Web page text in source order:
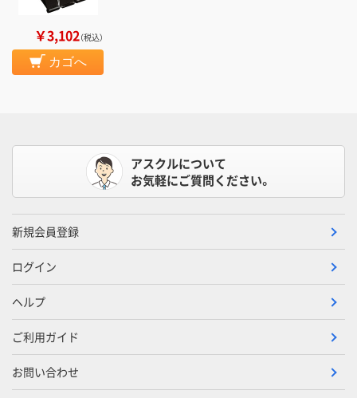
￥3,102（税込）
カゴへ
アスクルについて
お気軽にご質問ください。
新規会員登録
ログイン
ヘルプ
ご利用ガイド
お問い合わせ